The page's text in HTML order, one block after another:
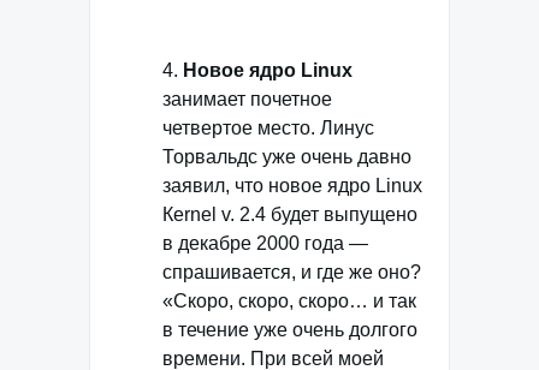
4. Новое ядро Linux
занимает почетное
четвертое место. Линус
Торвальдс уже очень давно
заявил, что новое ядро Linux
Кernel v. 2.4 будет выпущено
в декабре 2000 года —
спрашивается, и где же оно?
«Скоро, скоро, скоро… и так
в течение уже очень долгого
времени. При всей моей